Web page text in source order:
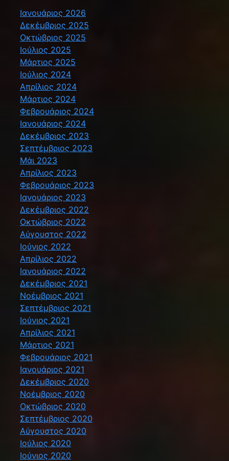
Ιανουάριος 2026
Δεκέμβριος 2025
Οκτώβριος 2025
Ιούλιος 2025
Μάρτιος 2025
Ιούλιος 2024
Απρίλιος 2024
Μάρτιος 2024
Φεβρουάριος 2024
Ιανουάριος 2024
Δεκέμβριος 2023
Σεπτέμβριος 2023
Μάι 2023
Απρίλιος 2023
Φεβρουάριος 2023
Ιανουάριος 2023
Δεκέμβριος 2022
Οκτώβριος 2022
Αύγουστος 2022
Ιούνιος 2022
Απρίλιος 2022
Ιανουάριος 2022
Δεκέμβριος 2021
Νοέμβριος 2021
Σεπτέμβριος 2021
Ιούνιος 2021
Απρίλιος 2021
Μάρτιος 2021
Φεβρουάριος 2021
Ιανουάριος 2021
Δεκέμβριος 2020
Νοέμβριος 2020
Οκτώβριος 2020
Σεπτέμβριος 2020
Αύγουστος 2020
Ιούλιος 2020
Ιούνιος 2020